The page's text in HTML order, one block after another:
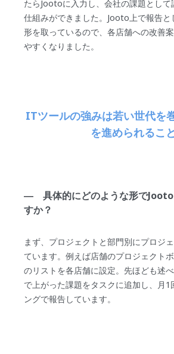
たらJootoに入力し、会社の課題として
仕組みができました。Jooto上で報告と
形を取っているので、各店舗への改善
やすくなりました。
ITツールの強みは若い世代を
を進められること
― 具体的にどのような形でJooto
すか？
まず、プロジェクトと部門別にプロジ
ています。例えば店舗のプロジェクト
のリストを各店舗に設定。先ほども述
で上がった課題をタスクに追加し、月1
ングで報告しています。